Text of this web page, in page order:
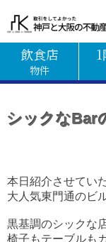
飲食店
物件
シックなBar
本日紹介させてい
大人気東門通のビ
黒基調のシックな
椅子もテーブルも